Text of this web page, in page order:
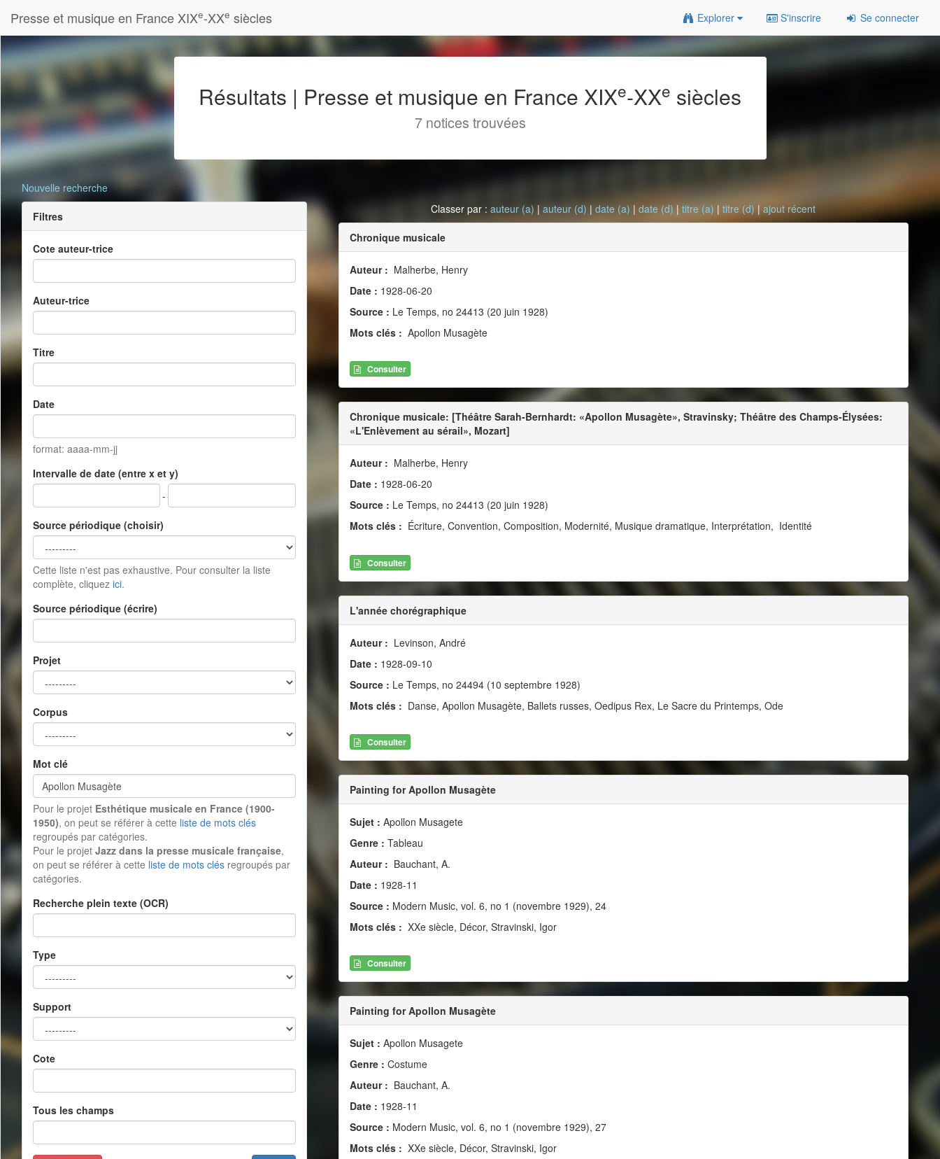
Presse et musique en France XIXe-XXe siècles Explorer S'inscrire Se connecter
Résultats | Presse et musique en France XIXe-XXe siècles
7 notices trouvées
Nouvelle recherche
Filtres
Cote auteur-trice
Auteur-trice
Titre
Date
format: aaaa-mm-jj
Intervalle de date (entre x et y)
-
Source périodique (choisir)
Cette liste n'est pas exhaustive. Pour consulter la liste
complète, cliquez ici.
Source périodique (écrire)
Projet
Corpus
Mot clé
Pour le projet Esthétique musicale en France (1900-
1950), on peut se référer à cette liste de mots clés
regroupés par catégories.
Pour le projet Jazz dans la presse musicale française,
on peut se référer à cette liste de mots clés regroupés par
catégories.
Recherche plein texte (OCR)
Type
Support
Cote
Tous les champs
Classer par :auteur (a)|auteur (d) |date (a) |date (d) |titre (a) |titre (d) |ajout récent
Chronique musicale
Auteur : Malherbe, Henry
Date : 1928-06-20
Source : Le Temps, no 24413 (20 juin 1928)
Mots clés : Apollon Musagète
Consulter
Chronique musicale: [Théâtre Sarah-Bernhardt: «Apollon Musagète», Stravinsky; Théâtre des Champs-Élysées:
«L'Enlèvement au sérail», Mozart]
Auteur : Malherbe, Henry
Date : 1928-06-20
Source : Le Temps, no 24413 (20 juin 1928)
Mots clés : Écriture, Convention, Composition, Modernité, Musique dramatique, Interprétation, Identité
Consulter
L'année chorégraphique
Auteur : Levinson, André
Date : 1928-09-10
Source : Le Temps, no 24494 (10 septembre 1928)
Mots clés : Danse, Apollon Musagète, Ballets russes, Oedipus Rex, Le Sacre du Printemps, Ode
Consulter
Painting for Apollon Musagète
Sujet : Apollon Musagete
Genre : Tableau
Auteur : Bauchant, A.
Date : 1928-11
Source : Modern Music, vol. 6, no 1 (novembre 1929), 24
Mots clés : XXe siècle, Décor, Stravinski, Igor
Consulter
Painting for Apollon Musagète
Sujet : Apollon Musagete
Genre : Costume
Auteur : Bauchant, A.
Date : 1928-11
Source : Modern Music, vol. 6, no 1 (novembre 1929), 27
Mots clés : XXe siècle, Décor, Stravinski, Igor